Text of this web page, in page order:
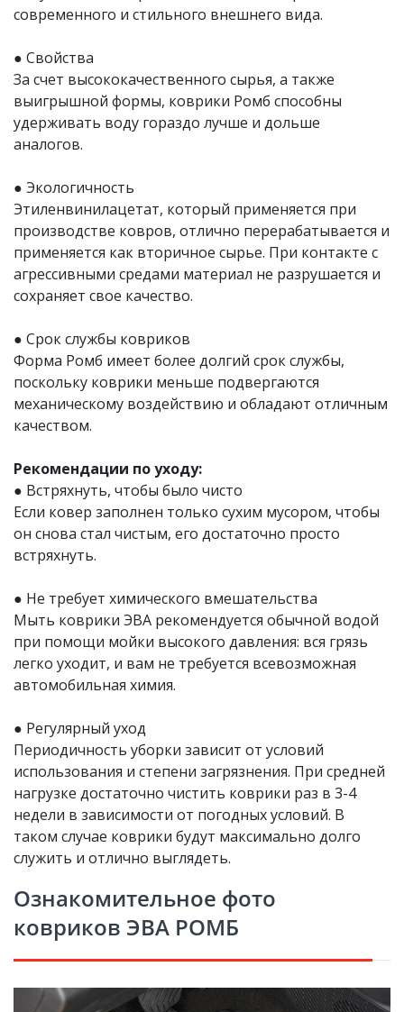
современного и стильного внешнего вида.
● Свойства
За счет высококачественного сырья, а также
выигрышной формы, коврики Ромб способны
удерживать воду гораздо лучше и дольше
аналогов.
● Экологичность
Этиленвинилацетат, который применяется при
производстве ковров, отлично перерабатывается и
применяется как вторичное сырье. При контакте с
агрессивными средами материал не разрушается и
сохраняет свое качество.
● Срок службы ковриков
Форма Ромб имеет более долгий срок службы,
поскольку коврики меньше подвергаются
механическому воздействию и обладают отличным
качеством.
Рекомендации по уходу:
● Встряхнуть, чтобы было чисто
Если ковер заполнен только сухим мусором, чтобы
он снова стал чистым, его достаточно просто
встряхнуть.
● Не требует химического вмешательства
Мыть коврики ЭВА рекомендуется обычной водой
при помощи мойки высокого давления: вся грязь
легко уходит, и вам не требуется всевозможная
автомобильная химия.
● Регулярный уход
Периодичность уборки зависит от условий
использования и степени загрязнения. При средней
нагрузке достаточно чистить коврики раз в 3-4
недели в зависимости от погодных условий. В
таком случае коврики будут максимально долго
служить и отлично выглядеть.
Ознакомительное фото
ковриков ЭВА РОМБ